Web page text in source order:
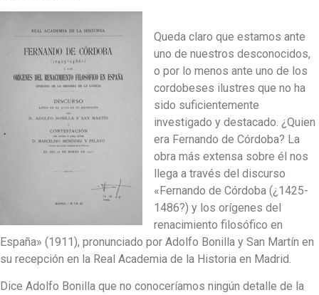
Queda claro que estamos ante
uno de nuestros desconocidos,
o por lo menos ante uno de los
cordobeses ilustres que no ha
sido suficientemente
investigado y destacado. ¿Quien
era Fernando de Córdoba? La
obra más extensa sobre él nos
llega a través del discurso
«Fernando de Córdoba (¿1425-
1486?) y los orígenes del
renacimiento filosófico en
España» (1911), pronunciado por Adolfo Bonilla y San Martín en
su recepción en la Real Academia de la Historia en Madrid.
Dice Adolfo Bonilla que no conoceríamos ningún detalle de la